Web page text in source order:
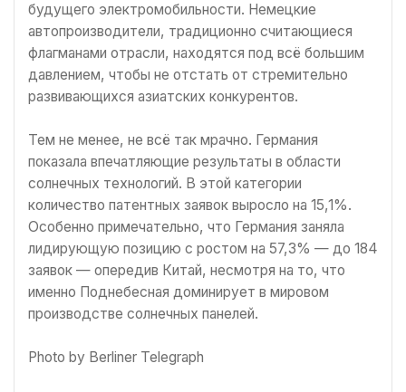
будущего электромобильности. Немецкие
автопроизводители, традиционно считающиеся
флагманами отрасли, находятся под всё большим
давлением, чтобы не отстать от стремительно
развивающихся азиатских конкурентов.
Тем не менее, не всё так мрачно. Германия
показала впечатляющие результаты в области
солнечных технологий. В этой категории
количество патентных заявок выросло на 15,1%.
Особенно примечательно, что Германия заняла
лидирующую позицию с ростом на 57,3% — до 184
заявок — опередив Китай, несмотря на то, что
именно Поднебесная доминирует в мировом
производстве солнечных панелей.
Photo by Berliner Telegraph